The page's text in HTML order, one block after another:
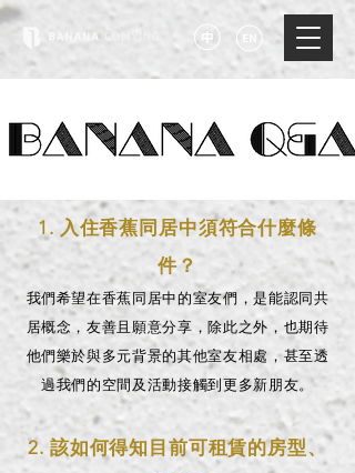
1. 入住香蕉同居中須符合什麼條
件？
我們希望在香蕉同居中的室友們，是能認同共
居概念，友善且願意分享，除此之外，也期待
他們樂於與多元背景的其他室友相處，甚至透
過我們的空間及活動接觸到更多新朋友。
2. 該如何得知目前可租賃的房型、